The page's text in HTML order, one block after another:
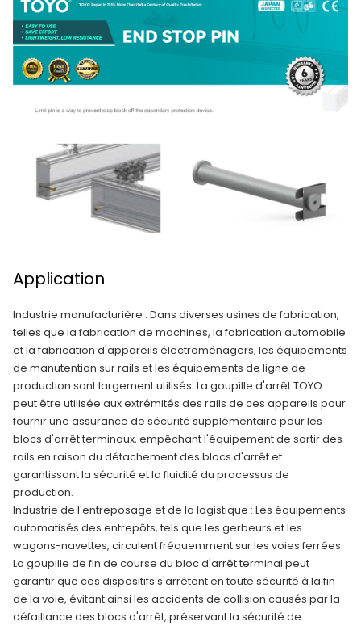
Application
Industrie manufacturière : Dans diverses usines de fabrication,
telles que la fabrication de machines, la fabrication automobile
et la fabrication d'appareils électroménagers, les équipements
de manutention sur rails et les équipements de ligne de
production sont largement utilisés. La goupille d'arrêt TOYO
peut être utilisée aux extrémités des rails de ces appareils pour
fournir une assurance de sécurité supplémentaire pour les
blocs d'arrêt terminaux, empêchant l'équipement de sortir des
rails en raison du détachement des blocs d'arrêt et
garantissant la sécurité et la fluidité du processus de
production.
Industrie de l'entreposage et de la logistique : Les équipements
automatisés des entrepôts, tels que les gerbeurs et les
wagons-navettes, circulent fréquemment sur les voies ferrées.
La goupille de fin de course du bloc d'arrêt terminal peut
garantir que ces dispositifs s'arrêtent en toute sécurité à la fin
de la voie, évitant ainsi les accidents de collision causés par la
défaillance des blocs d'arrêt, préservant la sécurité de